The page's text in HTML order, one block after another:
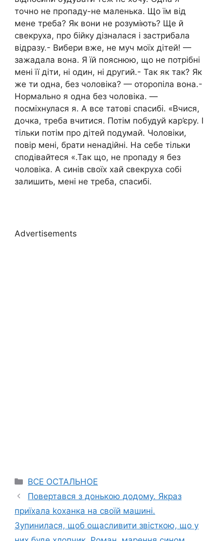
точно не пропаду-не маленька. Що їм від
мене треба? Як вони не розуміють? Ще й
свекруха, про бійку дізналася і застрибала
відразу.- Вибери вже, не муч моїх дітей! —
зажадала вона. Я їй пояснюю, що не потрібні
мені її діти, ні один, ні другий.- Так як так? Як
же ти одна, без чоловіка? — оторопіла вона.-
Нормально я одна без чоловіка. —
посміхнулася я. А все татові спасибі. «Вчися,
дочка, треба вчитися. Потім побудуй кар’єру. І
тільки потім про дітей подумай. Чоловіки,
повір мені, брати ненадійні. На себе тільки
сподівайтеся «.Так що, не пропаду я без
чоловіка. А синів своїх хай свекруха собі
залишить, мені не треба, спасибі.
Advertisements
Categories
ВСЕ ОСТАЛЬНОЕ
Повертався з донькою додому. Якраз
приїхала kоханка на своїй машині.
Зупинилася, щоб ощасливити звісткою, що у